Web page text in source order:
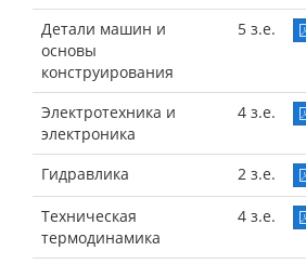
Детали машин и
основы
конструирования
5 з.е.
Электротехника и
электроника
4 з.е.
Гидравлика 2 з.е.
Техническая
термодинамика
4 з.е.